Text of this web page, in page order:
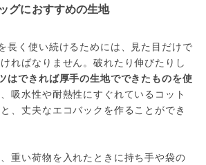
グにおすすめの生地
長く使い続けるためには、見た目だけで
ればなりません。破れたり伸びたりし
はできれば厚手の生地でできたものを使
吸水性や耐熱性にすぐれているコット
、丈夫なエコバックを作ることができ
重い荷物を入れたときに持ち手や袋の